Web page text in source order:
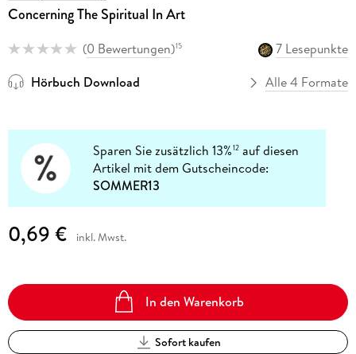
Concerning The Spiritual In Art
(0 Bewertungen)15
7 Lesepunkte
Hörbuch Download
Alle 4 Formate
Sparen Sie zusätzlich 13%12 auf diesen
Artikel mit dem Gutscheincode:
SOMMER13
0,69 € inkl. Mwst.
In den Warenkorb
Sofort kaufen